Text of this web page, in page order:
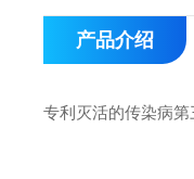
产品介绍
专利灭活的传染病